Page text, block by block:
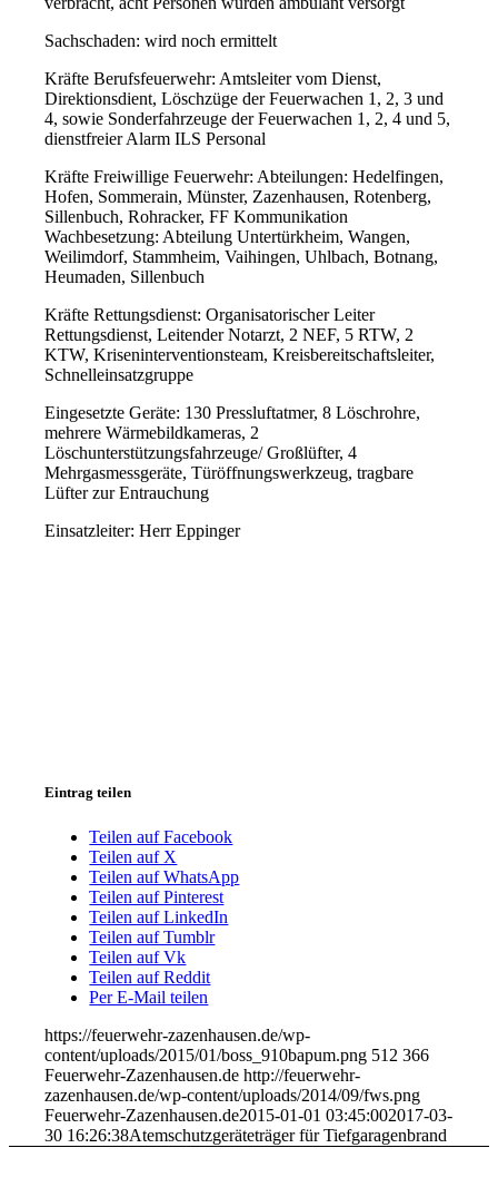
Sachschaden: wird noch ermittelt
Kräfte Berufsfeuerwehr: Amtsleiter vom Dienst,
Direktionsdient, Löschzüge der Feuerwachen 1, 2, 3 und
4, sowie Sonderfahrzeuge der Feuerwachen 1, 2, 4 und 5,
dienstfreier AlarmILS Personal
Kräfte Freiwillige Feuerwehr: Abteilungen: Hedelfingen,
Hofen, Sommerain, Münster, Zazenhausen, Rotenberg,
Sillenbuch, Rohracker, FF Kommunikation
Wachbesetzung: Abteilung Untertürkheim, Wangen,
Weilimdorf, Stammheim, Vaihingen, Uhlbach, Botnang,
Heumaden, Sillenbuch
Kräfte Rettungsdienst: Organisatorischer Leiter
Rettungsdienst, Leitender Notarzt, 2NEF, 5RTW, 2
KTW, Kriseninterventionsteam, Kreisbereitschaftsleiter,
Schnelleinsatzgruppe
Eingesetzte Geräte: 130 Pressluftatmer, 8 Löschrohre,
mehrere Wärmebildkameras, 2
Löschunterstützungsfahrzeuge/ Großlüfter, 4
Mehrgasmessgeräte, Türöffnungswerkzeug, tragbare
Lüfter zur Entrauchung
Einsatzleiter: Herr Eppinger
Eintrag teilen
Teilen auf Facebook
Teilen auf X
Teilen auf WhatsApp
Teilen auf Pinterest
Teilen auf LinkedIn
Teilen auf Tumblr
Teilen auf Vk
Teilen auf Reddit
Per E-Mail teilen
https://feuerwehr-zazenhausen.de/wp-
content/uploads/2015/01/boss_910bapum.png 512 366
Feuerwehr-Zazenhausen.de http://feuerwehr-
zazenhausen.de/wp-content/uploads/2014/09/fws.png
Feuerwehr-Zazenhausen.de2015-01-01 03:45:002017-03-
30 16:26:38Atemschutzgeräteträger für Tiefgaragenbrand